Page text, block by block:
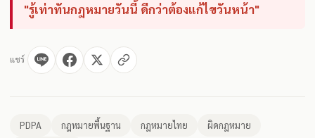
"รู้เท่าทันกฎหมายวันนี้ ดีกว่าต้องแก้ไขวันหน้า"
แชร์
PDPA กฎหมายพื้นฐาน กฎหมายไทย
ผิดกฎหมาย